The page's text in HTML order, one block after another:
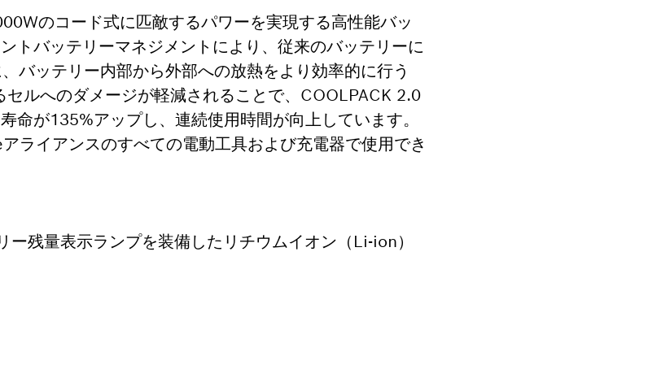
のコード式に匹敵するパワーを実現する高性能バッ
トバッテリーマネジメントにより、従来のバッテリーに
バッテリー内部から外部への放熱をより効率的に行う
ルへのダメージが軽減されることで、COOLPACK 2.0
命が135%アップし、連続使用時間が向上しています。
イアンスのすべての電動工具および充電器で使用でき
残量表示ランプを装備したリチウムイオン（Li-ion）